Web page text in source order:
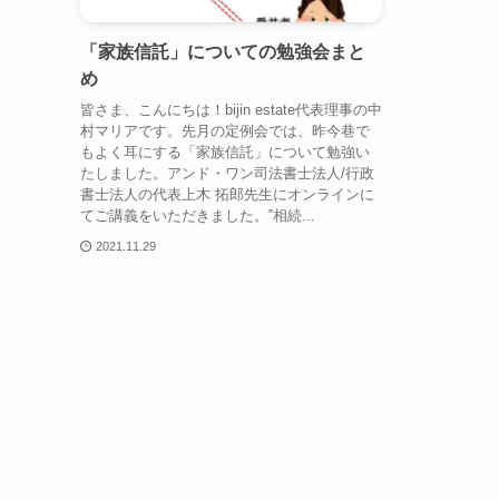
「家族信託」についての勉強会まと
め
皆さま、こんにちは！bijin estate代表理事の中
村マリアです。先月の定例会では、昨今巷で
もよく耳にする「家族信託」について勉強い
たしました。アンド・ワン司法書士法人/行政
書士法人の代表上木 拓郎先生にオンラインに
てご講義をいただきました。‟相続...
2021.11.29